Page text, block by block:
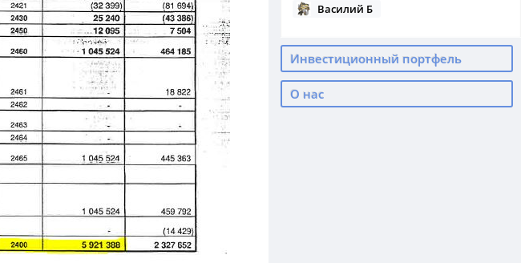
Василий Б
Сезон бега открыт
Как у вас сейчас с бегом?
Василий Б
Инвестиционный портфель
О нас